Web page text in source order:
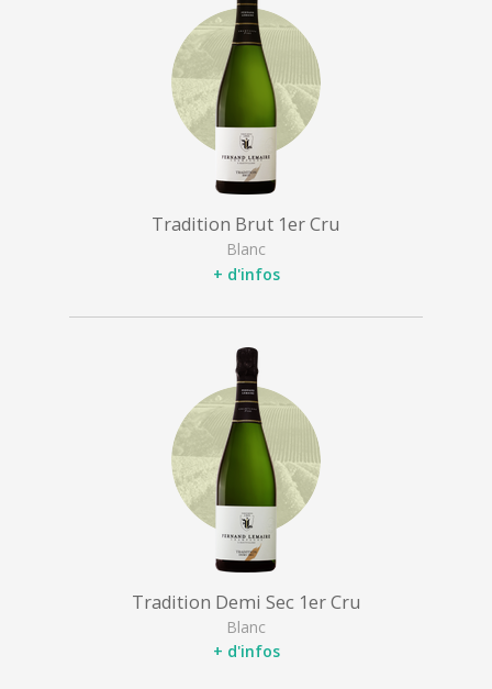
Tradition Brut 1er Cru
Blanc
+ d'infos
Tradition Demi Sec 1er Cru
Blanc
+ d'infos